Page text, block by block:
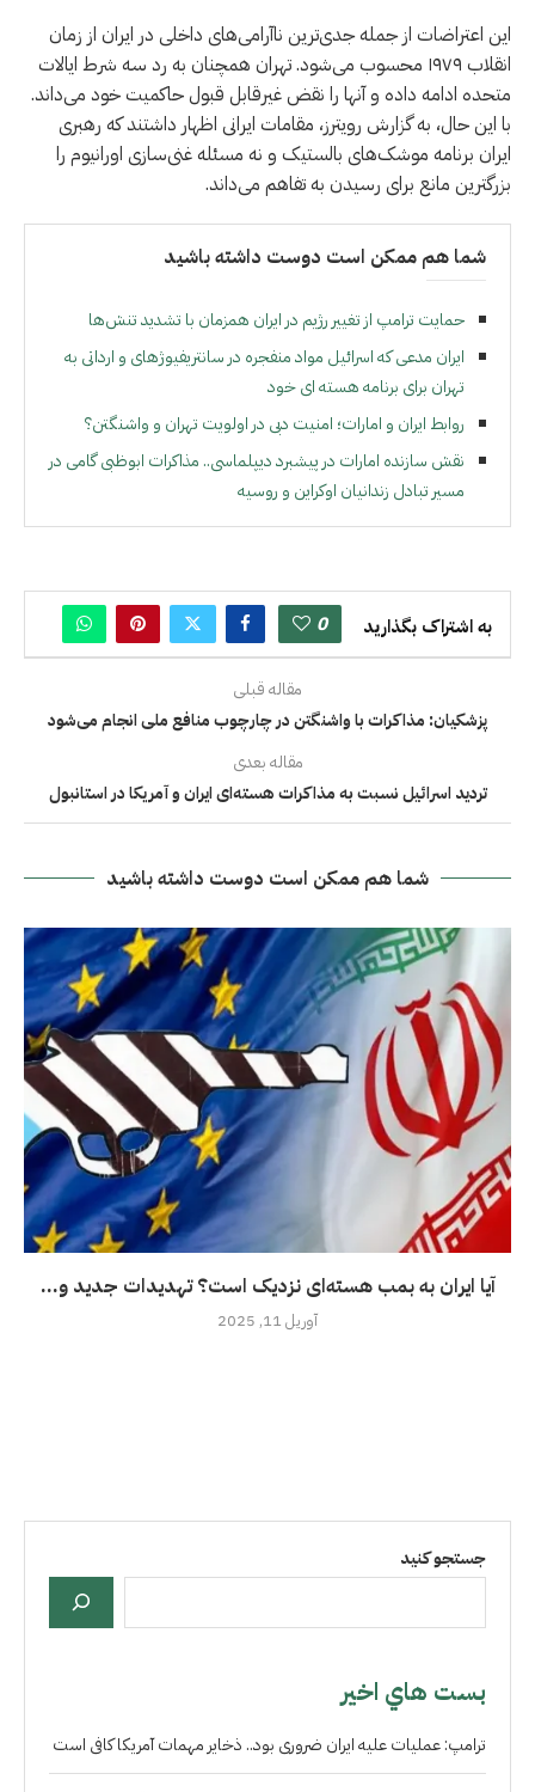
این اعتراضات از جمله جدی‌ترین ناآرامی‌های داخلی در ایران از زمان
انقلاب ۱۹۷۹ محسوب می‌شود. تهران همچنان به رد سه شرط ایالات
متحده ادامه داده و آنها را نقض غیرقابل قبول حاکمیت خود می‌داند.
با این حال، به گزارش رویترز، مقامات ایرانی اظهار داشتند که رهبری
ایران برنامه موشک‌های بالستیک و نه مسئله غنی‌سازی اورانیوم را
بزرگترین مانع برای رسیدن به تفاهم می‌داند.
شما هم ممکن است دوست داشته باشید
حمایت ترامپ از تغییر رژیم در ایران همزمان با تشدید تنش‌ها
ايران مدعى كه اسرائیل مواد منفجره در سانتریفیوژهاى و ارداتى به
تهران براى برنامه هسته اى خود
روابط ایران و امارات؛ امنیت دبی در اولویت تهران و واشنگتن؟
نقش سازنده امارات در پیشبرد دیپلماسی.. مذاکرات ابوظبی گامی در
مسیر تبادل زندانیان اوکراین و روسیه
به اشتراک بگذارید 0
مقاله قبلی
پزشکیان: مذاکرات با واشنگتن در چارچوب منافع ملی انجام می‌شود
مقاله بعدی
تردید اسرائیل نسبت به مذاکرات هسته‌ای ایران و آمریکا در استانبول
شما هم ممکن است دوست داشته باشید
آیا ایران به بمب هسته‌ای نزدیک است؟ تهدیدات جدید و...
آوریل 11, 2025
جستجو کنید
بست هاي اخير
ترامپ: عملیات علیه ایران ضروری بود.. ذخایر مهمات آمریکا کافی است